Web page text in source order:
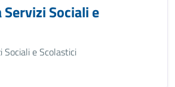
Sociali e
Sociali e Scolastici